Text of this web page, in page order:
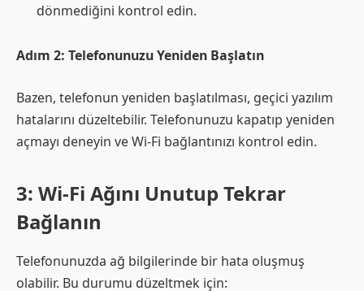
dönmediğini kontrol edin.
Adım 2: Telefonunuzu Yeniden Başlatın
Bazen, telefonun yeniden başlatılması, geçici yazılım
hatalarını düzeltebilir. Telefonunuzu kapatıp yeniden
açmayı deneyin ve Wi-Fi bağlantınızı kontrol edin.
3: Wi-Fi Ağını Unutup Tekrar
Bağlanın
Telefonunuzda ağ bilgilerinde bir hata oluşmuş
olabilir. Bu durumu düzeltmek için: